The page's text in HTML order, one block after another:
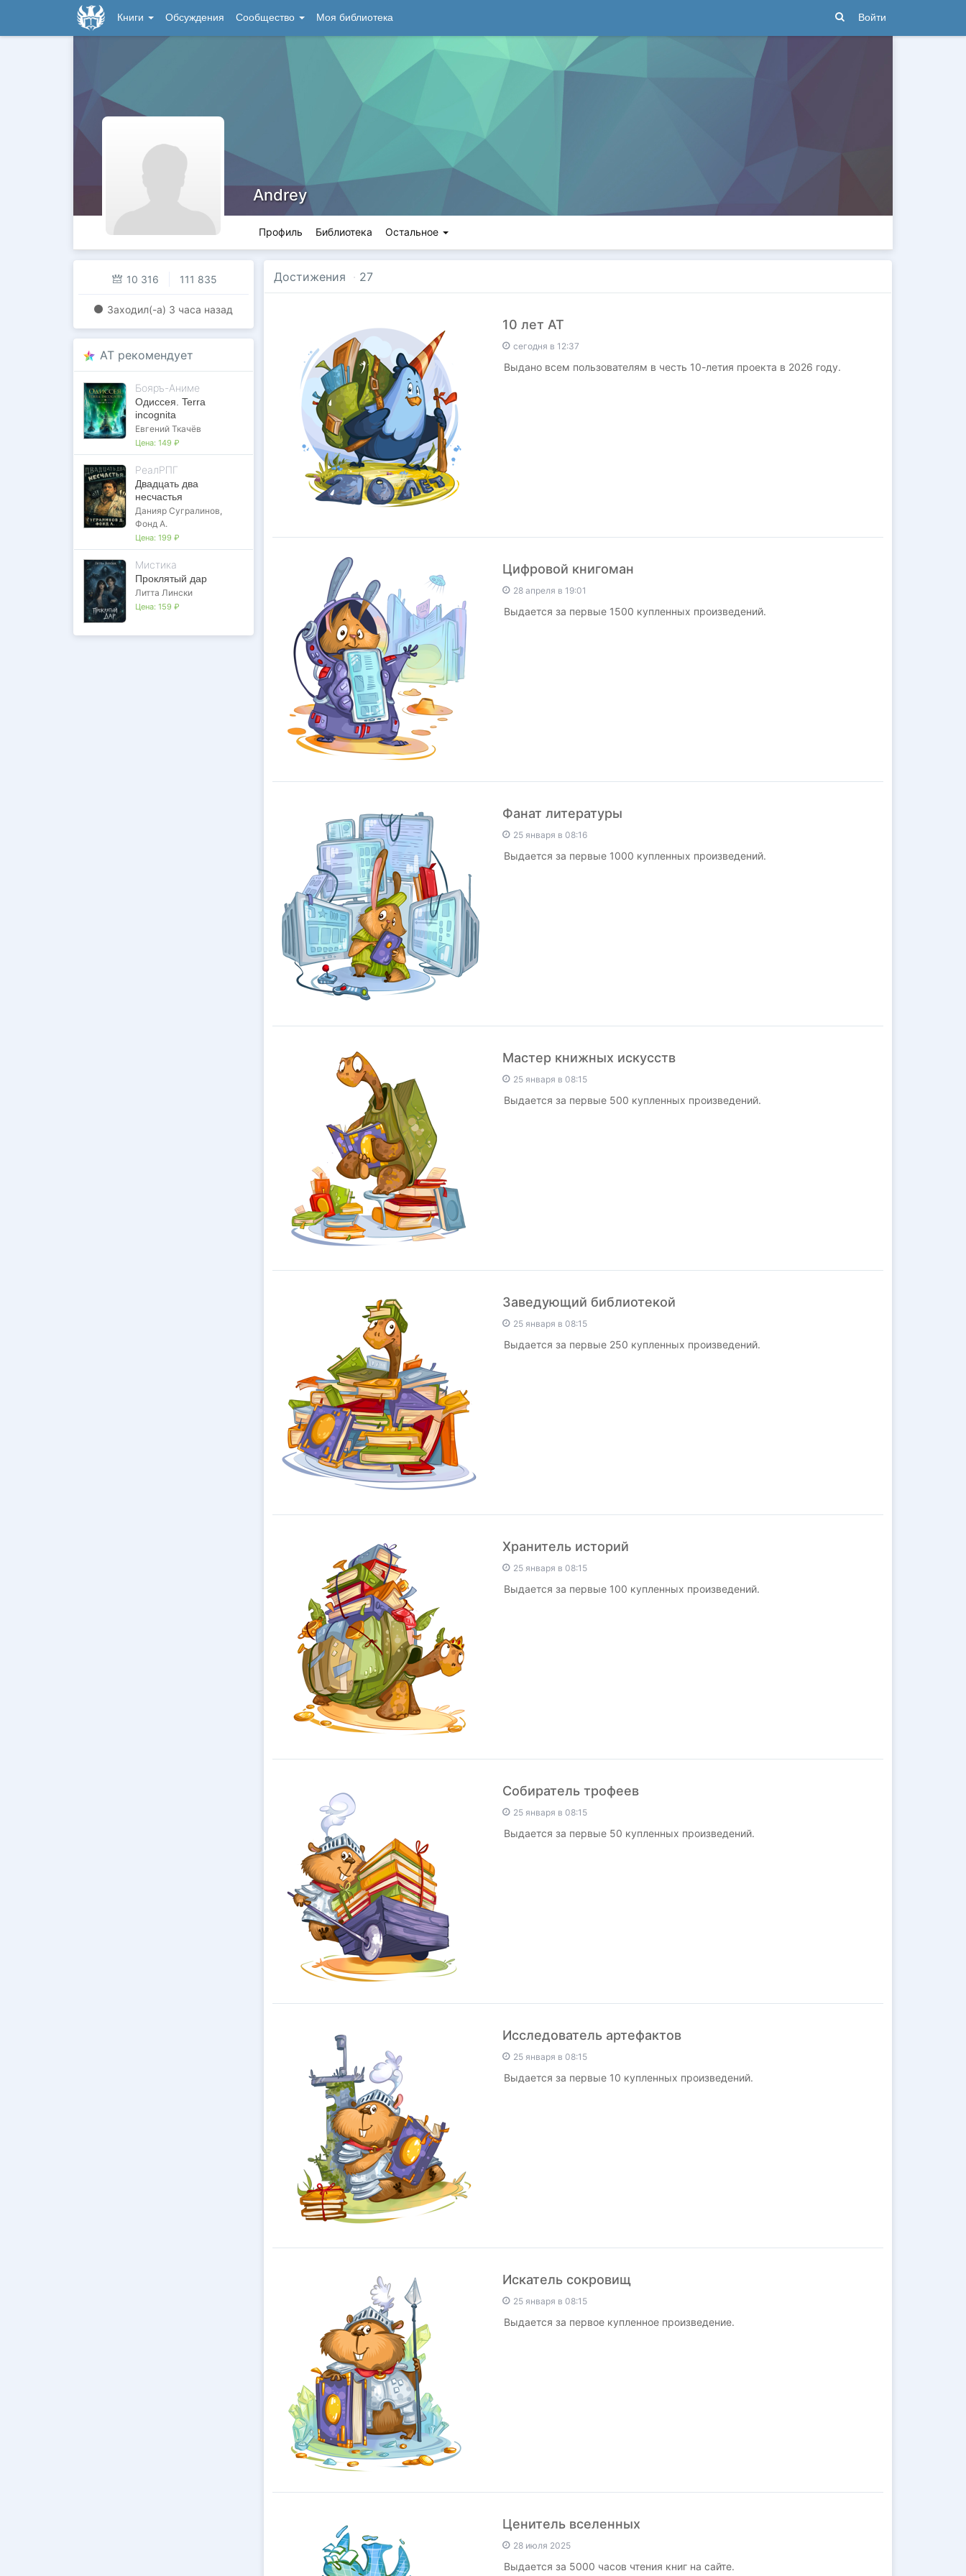
Книги Обсуждения Сообщество Моя библиотека Войти
Andrey
Профиль Библиотека Остальное
10 316 111 835
Заходил(-a) 3 часа назад
AT рекомендует
Бояръ-Аниме
Одиссея. Terra
incognita
Евгений Ткачёв
Цена: 149 ₽
РеалРПГ
Двадцать два
несчастья
Данияр Сугралинов,
Фонд А.
Цена: 199 ₽
Мистика
Проклятый дар
Литта Лински
Цена: 159 ₽
Достижения · 27
10 лет АТ
сегодня в 12:37
Выдано всем пользователям в честь 10-летия проекта в 2026 году.
Цифровой книгоман
28 апреля в 19:01
Выдается за первые 1500 купленных произведений.
Фанат литературы
25 января в 08:16
Выдается за первые 1000 купленных произведений.
Мастер книжных искусств
25 января в 08:15
Выдается за первые 500 купленных произведений.
Заведующий библиотекой
25 января в 08:15
Выдается за первые 250 купленных произведений.
Хранитель историй
25 января в 08:15
Выдается за первые 100 купленных произведений.
Собиратель трофеев
25 января в 08:15
Выдается за первые 50 купленных произведений.
Исследователь артефактов
25 января в 08:15
Выдается за первые 10 купленных произведений.
Искатель сокровищ
25 января в 08:15
Выдается за первое купленное произведение.
Ценитель вселенных
28 июля 2025
Выдается за 5000 часов чтения книг на сайте.